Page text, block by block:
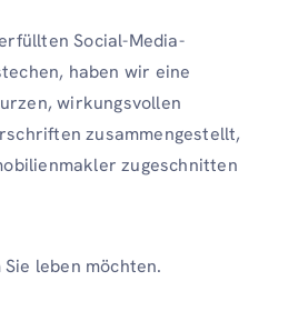
Social-Media-
haben wir eine
wirkungsvollen
zusammengestellt,
zugeschnitten
leben möchten.